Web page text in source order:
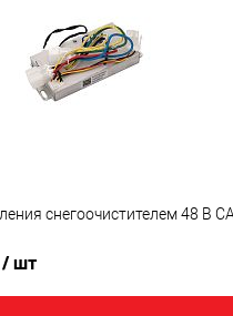
снегоочистителем 48 В
/ шт